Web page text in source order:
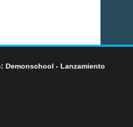
Demonschool - Lanzamiento